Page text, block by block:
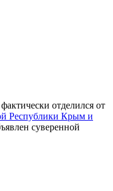
отделился от
Республики Крым и
суверенной